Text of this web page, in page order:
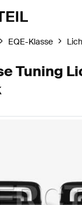
EQE-Klasse
Tuning